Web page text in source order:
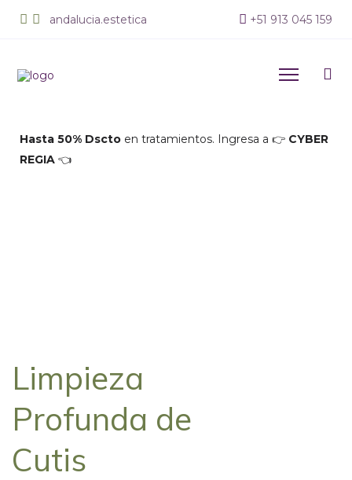
andalucia.estetica +51 913 045 159
Hasta 50% Dscto en tratamientos. Ingresa a 👉 CYBER
REGIA 👈
Limpieza
Profunda de
Cutis